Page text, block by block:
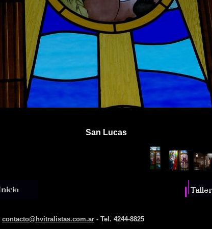
San Lucas
contacto@hvitralistas.com.ar - Tel. 4244-8825